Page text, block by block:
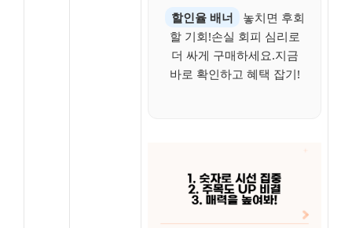
할인율 배너
놓치면 후회
할 기회!손실 회피 심리로
더 싸게 구매하세요.지금
바로 확인하고 혜택 잡기!